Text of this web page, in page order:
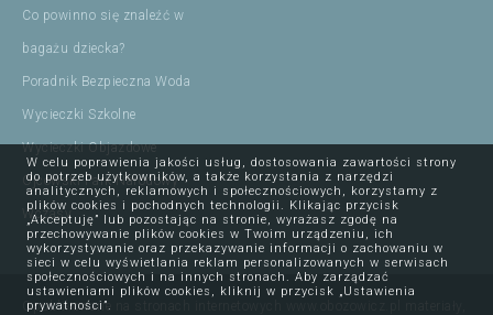
Co powinno się znaleźć w
bagażu dziecka?
Poradnik Bezpieczna Woda
Wycieczki Szkolne
Wycieczki Objazdowe
Ojcowski Park Narodowy
Wczasy
Opublikowane na stronach internetowych www.obozowicz.pl materiały,
W celu poprawienia jakości usług, dostosowania zawartości strony
do potrzeb użytkowników, a także korzystania z narzędzi
analitycznych, reklamowych i społecznościowych, korzystamy z
plików cookies i pochodnych technologii. Klikając przycisk
„Akceptuję” lub pozostając na stronie, wyrażasz zgodę na
przechowywanie plików cookies w Twoim urządzeniu, ich
wykorzystywanie oraz przekazywanie informacji o zachowaniu w
sieci w celu wyświetlania reklam personalizowanych w serwisach
społecznościowych i na innych stronach. Aby zarządzać
ustawieniami plików cookies, kliknij w przycisk „Ustawienia
prywatności”.